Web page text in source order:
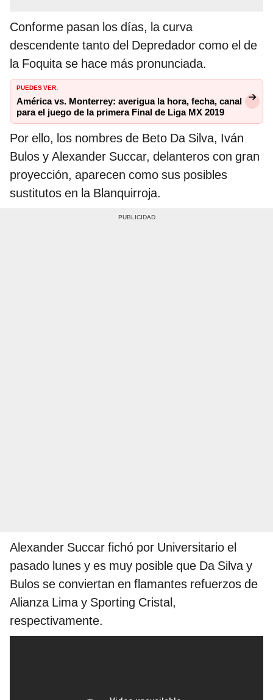
Conforme pasan los días, la curva
descendente tanto del Depredador como el de
la Foquita se hace más pronunciada.
PUEDES VER:
América vs. Monterrey: averigua la hora, fecha, canal
para el juego de la primera Final de Liga MX 2019
Por ello, los nombres de Beto Da Silva, Iván
Bulos y Alexander Succar, delanteros con gran
proyección, aparecen como sus posibles
sustitutos en la Blanquirroja.
Alexander Succar fichó por Universitario el
pasado lunes y es muy posible que Da Silva y
Bulos se conviertan en flamantes refuerzos de
Alianza Lima y Sporting Cristal,
respectivamente.